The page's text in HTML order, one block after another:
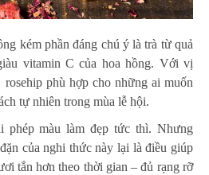
kém phần đáng chú ý là trà từ quả
vitamin C của hoa hồng. Với vị
phù hợp cho những ai muốn
tự nhiên trong mùa lễ hội.
phép màu làm đẹp tức thì. Nhưng
của nghi thức này lại là điều giúp
tắn hơn theo thời gian – đủ rạng rỡ